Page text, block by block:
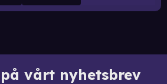
vårt nyhetsbrev